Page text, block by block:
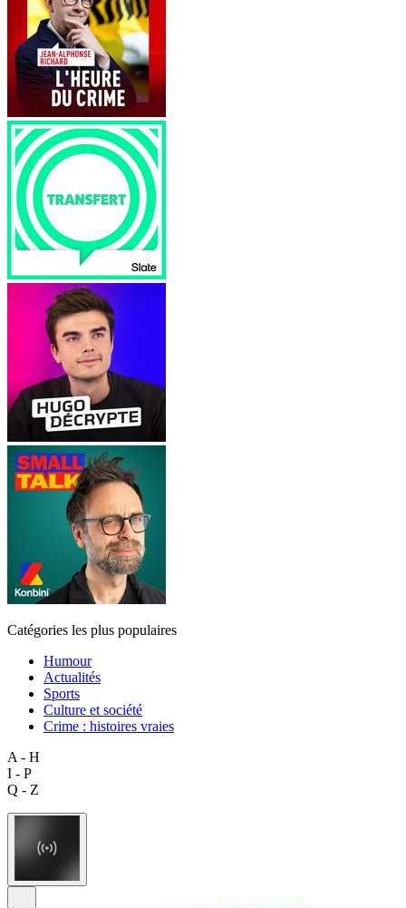
Catégories les plus populaires
Humour
Actualités
Sports
Culture et société
Crime : histoires vraies
A - H
I - P
Q - Z